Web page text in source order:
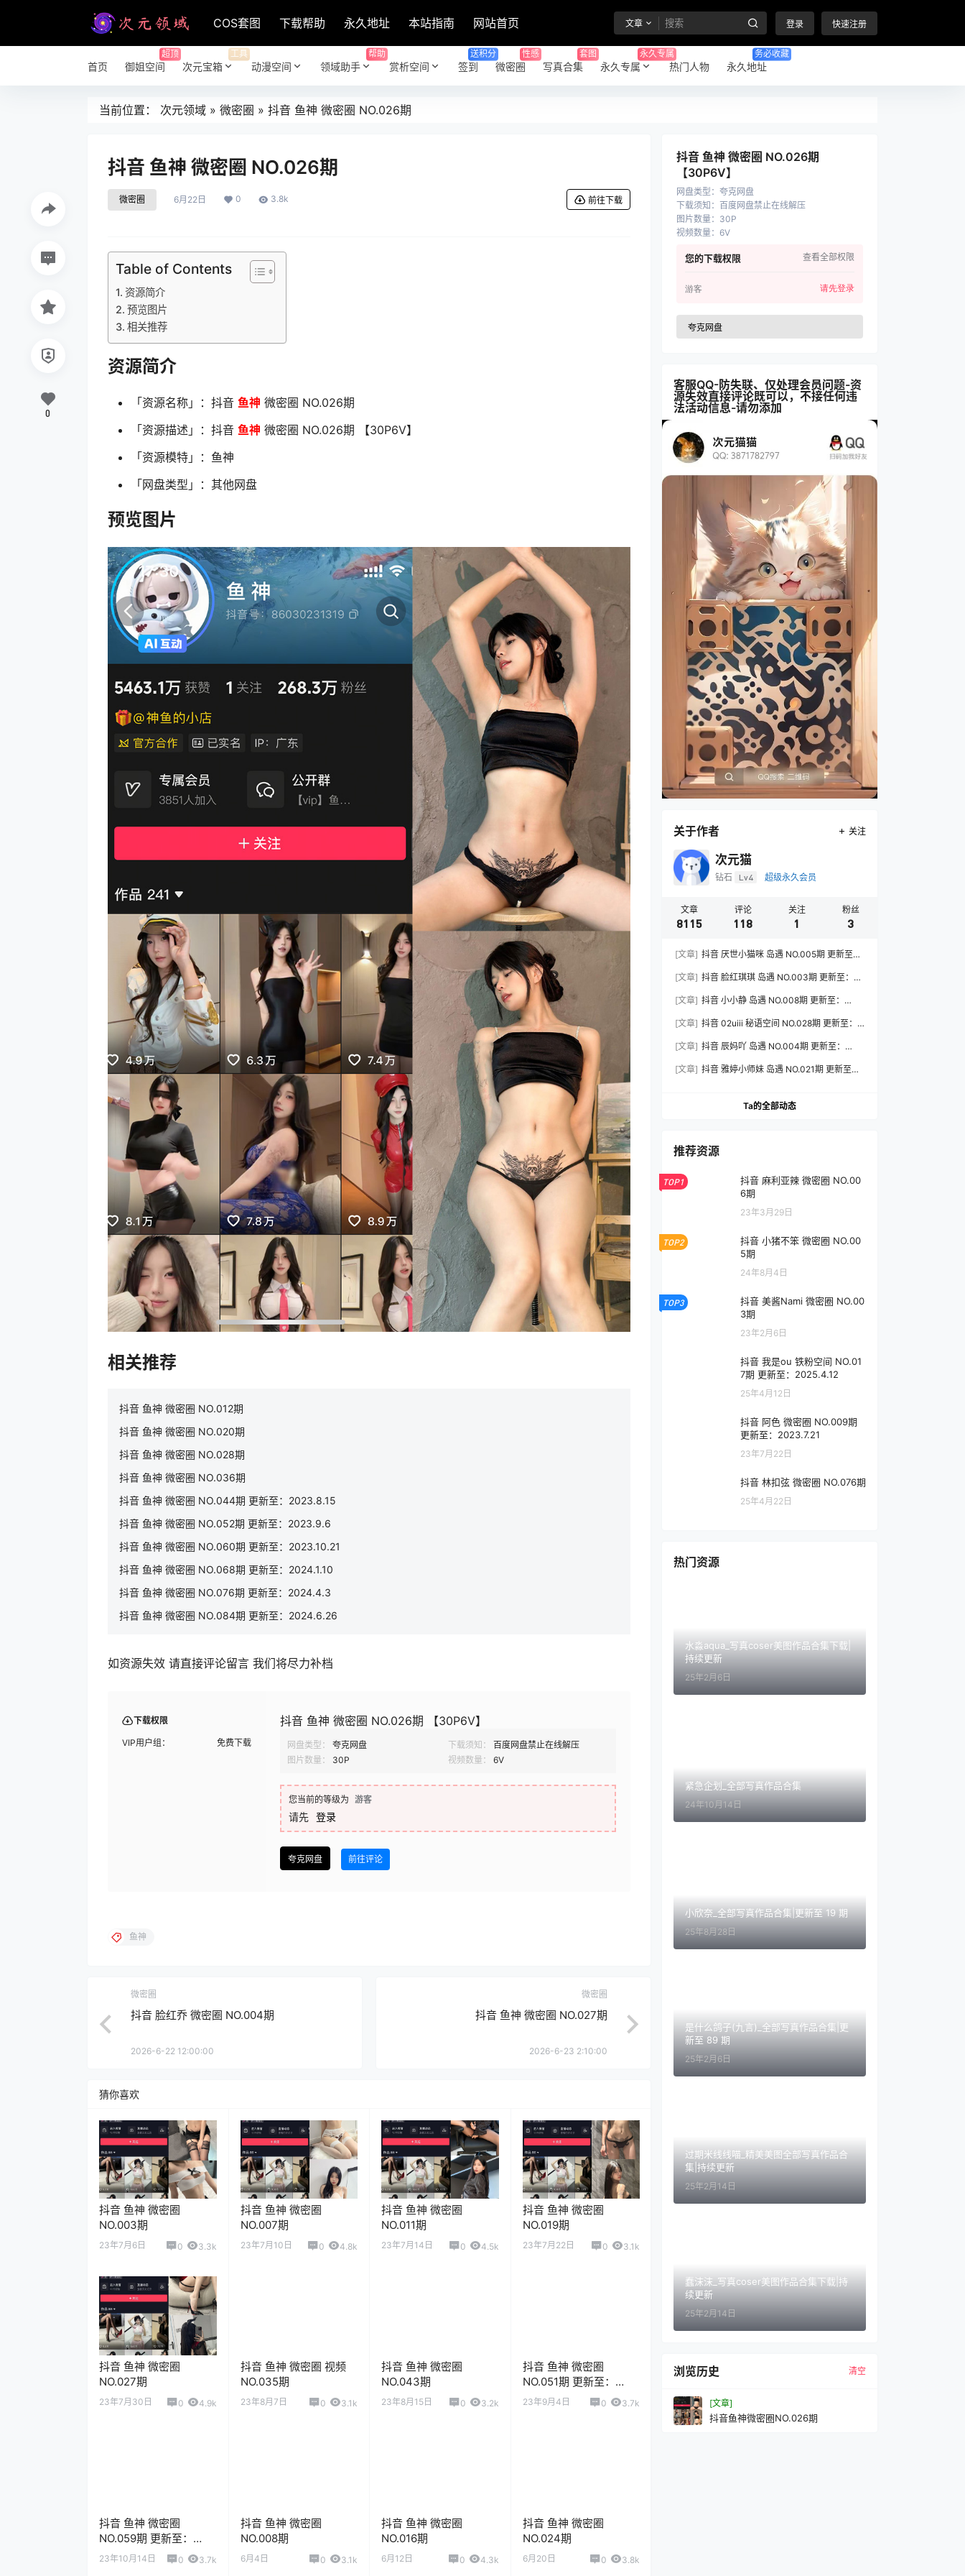
COS套图 下载帮助 永久地址 本站指南 网站首页 文章 登录 快速注册
首页 御姐空间
超顶
次元宝箱
工具
动漫空间 领域助手
帮助
赏析空间 签到
送积分
微密圈
性感
写真合集
套图
永久专属
永久专属
热门人物 永久地址
务必收藏
当前位置： 次元领域 » 微密圈 » 抖音 鱼神 微密圈 NO.026期
抖音 鱼神 微密圈 NO.026期
微密圈 6月22日 0 3.8k 前往下载
Table of Contents
资源简介
预览图片
相关推荐
资源简介
「资源名称」：抖音 鱼神 微密圈 NO.026期
「资源描述」：抖音 鱼神 微密圈 NO.026期 【30P6V】
「资源模特」：鱼神
「网盘类型」：其他网盘
预览图片
相关推荐
抖音 鱼神 微密圈 NO.012期
抖音 鱼神 微密圈 NO.020期
抖音 鱼神 微密圈 NO.028期
抖音 鱼神 微密圈 NO.036期
抖音 鱼神 微密圈 NO.044期 更新至：2023.8.15
抖音 鱼神 微密圈 NO.052期 更新至：2023.9.6
抖音 鱼神 微密圈 NO.060期 更新至：2023.10.21
抖音 鱼神 微密圈 NO.068期 更新至：2024.1.10
抖音 鱼神 微密圈 NO.076期 更新至：2024.4.3
抖音 鱼神 微密圈 NO.084期 更新至：2024.6.26
如资源失效 请直接评论留言 我们将尽力补档
下载权限
VIP用户组： 免费下载
抖音 鱼神 微密圈 NO.026期 【30P6V】
网盘类型： 夸克网盘 下载须知：
百度网盘禁止在线解压
图片数量：
30P 视频数量： 6V
您当前的等级为 游客
请先 登录
夸克网盘 前往评论
0
鱼神
微密圈
抖音 脸红乔 微密圈 NO.004期
2026-6-22 12:00:00
微密圈
抖音 鱼神 微密圈 NO.027期
2026-6-23 2:10:00
猜你喜欢
抖音 鱼神 微密圈
NO.003期
23年7月6日 0 3.3k
抖音 鱼神 微密圈
NO.007期
23年7月10日 0 4.8k
抖音 鱼神 微密圈
NO.011期
23年7月14日 0 4.5k
抖音 鱼神 微密圈
NO.019期
23年7月22日 0 3.1k
抖音 鱼神 微密圈
NO.027期
23年7月30日 0 4.9k
抖音 鱼神 微密圈 视频
NO.035期
23年8月7日 0 3.1k
抖音 鱼神 微密圈
NO.043期
23年8月15日 0 3.2k
抖音 鱼神 微密圈
NO.051期 更新至：
2023.9.4
23年9月4日 0 3.7k
抖音 鱼神 微密圈
NO.059期 更新至：
2023.10.13
23年10月14日 0 3.7k
抖音 鱼神 微密圈
NO.008期
6月4日 0 3.1k
抖音 鱼神 微密圈
NO.016期
6月12日 0 4.3k
抖音 鱼神 微密圈
NO.024期
6月20日 0 3.8k
抖音 鱼神 微密圈 NO.026期
【30P6V】
网盘类型 ： 夸克网盘
下载须知 ： 百度网盘禁止在线解压
图片数量： 30P
视频数量： 6V
您的下载权限 查看全部权限
游客 请先登录
夸克网盘
客服QQ-防失联、仅处理会员问题-资
源失效直接评论既可以，不接任何违
法活动信息-请勿添加
关于作者 关注
次元猫
钻石 Lv4 超级永久会员
文章
8115
评论
118
关注
1
粉丝
3
[文章] 抖音 厌世小猫咪 岛遇 NO.005期 更新至：
[文章] 抖音 脸红琪琪 岛遇 NO.003期 更新至：
[文章] 抖音 小小静 岛遇 NO.008期 更新至：
[文章] 抖音 02uiii 秘语空间 NO.028期 更新至：
[文章] 抖音 辰妈吖 岛遇 NO.004期 更新至：
[文章] 抖音 雅婷小师妹 岛遇 NO.021期 更新至：
Ta的全部动态
推荐资源
TOP1
抖音 麻利亚辣 微密圈 NO.00
6期
23年3月29日
TOP2
抖音 小猪不笨 微密圈 NO.00
5期
24年8月4日
TOP3
抖音 美酱Nami 微密圈 NO.00
3期
23年2月6日
抖音 我是ou 铁粉空间 NO.01
7期 更新至：2025.4.12
25年4月12日
抖音 阿色 微密圈 NO.009期
更新至：2023.7.21
23年7月22日
抖音 林扣弦 微密圈 NO.076期
25年4月22日
热门资源
水淼aqua_写真coser美图作品合集下载|
持续更新
25年2月6日
紧急企划_全部写真作品合集
24年10月14日
小欣奈_全部写真作品合集|更新至 19 期
25年8月28日
是什么鸽子(九言)_全部写真作品合集|更
新至 89 期
25年2月6日
过期米线线喵_精美美图全部写真作品合
集|持续更新
25年2月14日
蠢沫沫_写真coser美图作品合集下载|持
续更新
25年2月14日
浏览历史 清空
[文章]
抖音鱼神微密圈NO.026期